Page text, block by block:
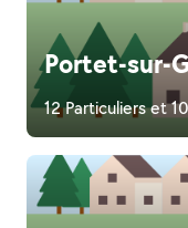
Portet-sur-
12 Particuliers et